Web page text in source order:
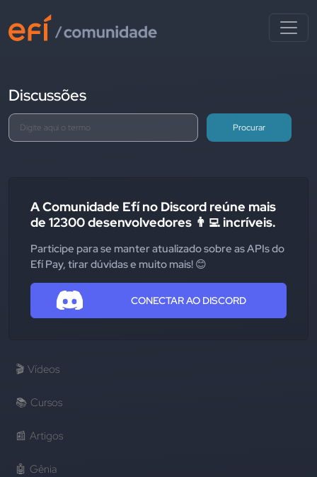
Discussões
Procurar
A Comunidade Efí no Discord reúne mais
de 12300 desenvolvedores 👨‍💻 incríveis.
Participe para se manter atualizado sobre as APIs do
Efí Pay, tirar dúvidas e muito mais! 😊
CONECTAR AO DISCORD
🎬 Vídeos
📚 Cursos
📰 Artigos
🤖 Gênia